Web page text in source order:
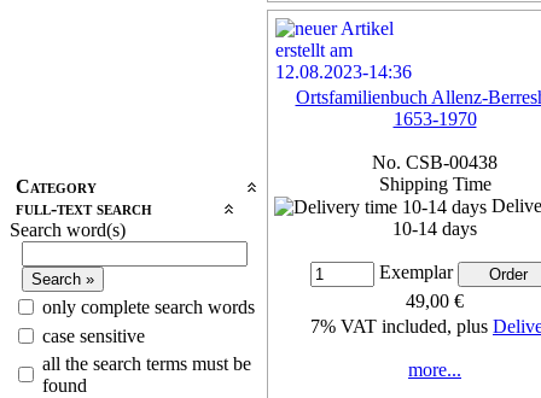
Category
full-text search
Search word(s)
only complete search words
case sensitive
all the search terms must be
found
Ortsfamilienbuch Allenz-
1653-1970
No. CSB-00438
Shipping Time
10-14 days
Exemplar
49,00 €
7% VAT included, plus
more...